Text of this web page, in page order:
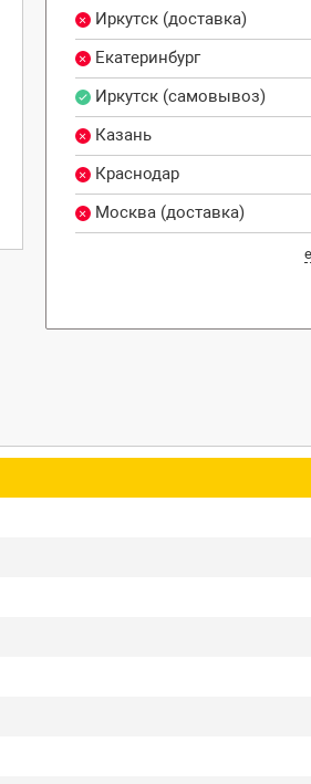
Иркутск (доставка)
Екатеринбург
Иркутск (самовывоз)
Казань
Краснодар
Москва (доставка)